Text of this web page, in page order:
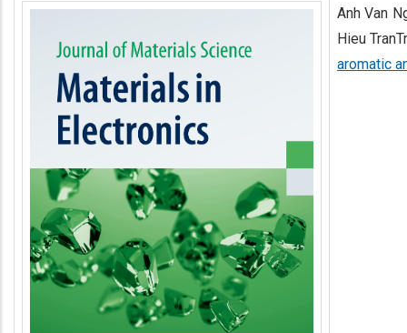
Anh Van
Hieu
aromatic